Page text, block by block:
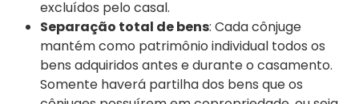
excluídos pelo casal.
Separação total de bens: Cada cônjuge
mantém como patrimônio individual todos os
bens adquiridos antes e durante o casamento.
Somente haverá partilha dos bens que os